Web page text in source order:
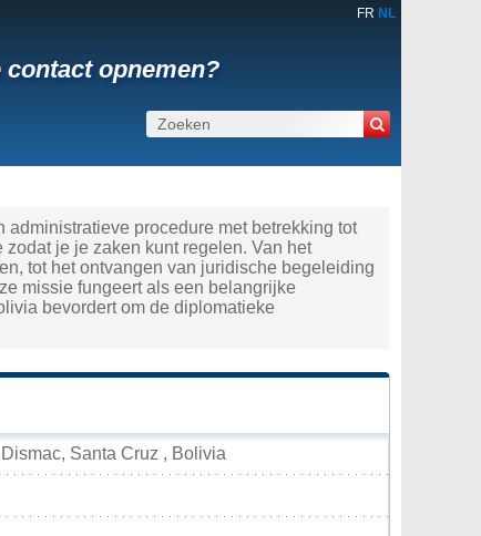
FR NL
opnemen?
procedure met betrekking tot
je je zaken kunt regelen. Van het
tot het ontvangen van juridische begeleiding
missie fungeert als een belangrijke
bevordert om de diplomatieke
Santa Cruz , Bolivia